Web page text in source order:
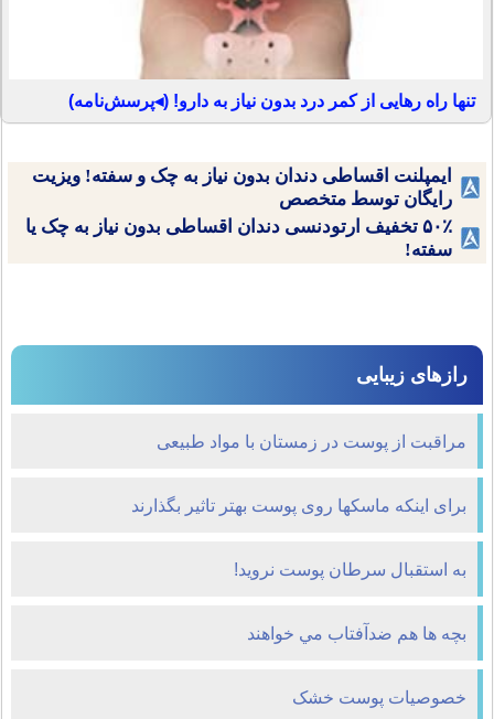
تنها راه رهایی از کمر درد بدون نیاز به دارو! (◂پرسش‌نامه)
ایمپلنت اقساطی دندان بدون نیاز به چک و سفته! ویزیت
رایگان توسط متخصص
۵۰٪ تخفیف ارتودنسی دندان اقساطی بدون نیاز به چک یا
سفته!
رازهای زیبایی
مراقبت از پوست در زمستان با مواد طبیعی
برای اینکه ماسکها روی پوست بهتر تاثیر بگذارند
به استقبال سرطان پوست نروید!
بچه ها هم ضدآفتاب مي خواهند
خصوصیات پوست خشک